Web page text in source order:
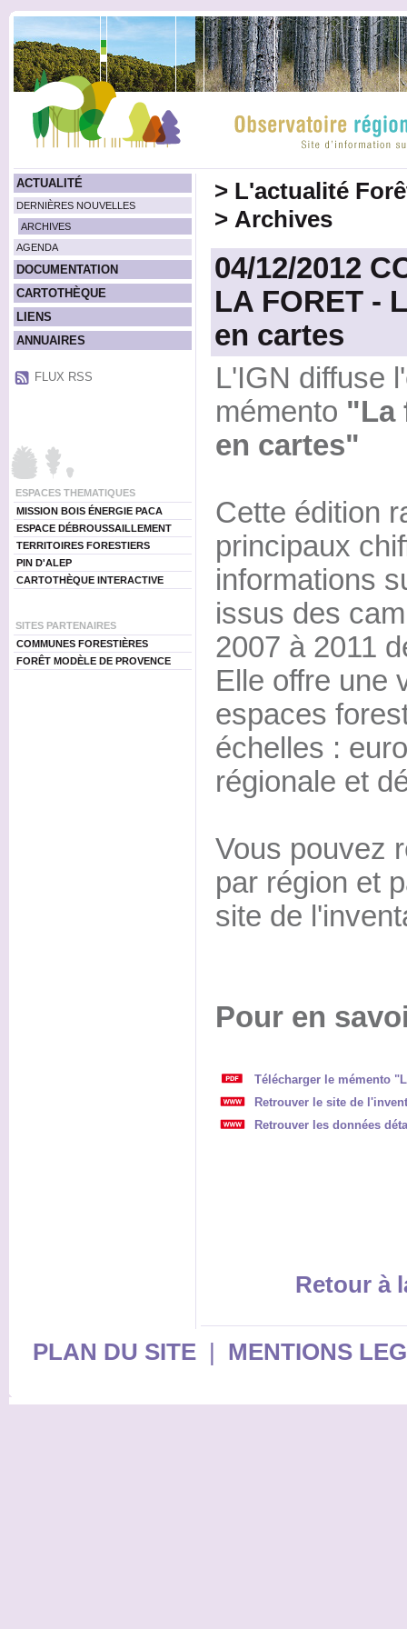
ACTUALITÉ
DERNIÈRES NOUVELLES
ARCHIVES
AGENDA
DOCUMENTATION
CARTOTHÈQUE
LIENS
ANNUAIRES
FLUX RSS
ESPACES THEMATIQUES
MISSION BOIS ÉNERGIE PACA
ESPACE DÉBROUSSAILLEMENT
TERRITOIRES FORESTIERS
PIN D'ALEP
CARTOTHÈQUE INTERACTIVE
SITES PARTENAIRES
COMMUNES FORESTIÈRES
FORÊT MODÈLE DE PROVENCE
> L'actualité
> Archives
04/12/2012
LA FORET -
en cartes
L'IGN diffuse
mémento "La
en cartes"
Cette édition
principaux
informations
issus des
2007 à 2011
Elle offre une
espaces
échelles :
régionale et
Vous pouvez
par région et
site de
Pour en
Télécharger le mémento
Retrouver le site de
Retrouver les données
Retour à
PLAN DU SITE| MENTIONS